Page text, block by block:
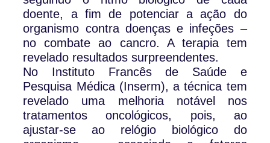
doente, a fim de potenciar a ação do
organismo contra doenças e infeções –
no combate ao cancro. A terapia tem
revelado resultados surpreendentes.
No Instituto Francês de Saúde e
Pesquisa Médica (Inserm), a técnica tem
revelado uma melhoria notável nos
tratamentos oncológicos, pois, ao
ajustar-se ao relógio biológico do